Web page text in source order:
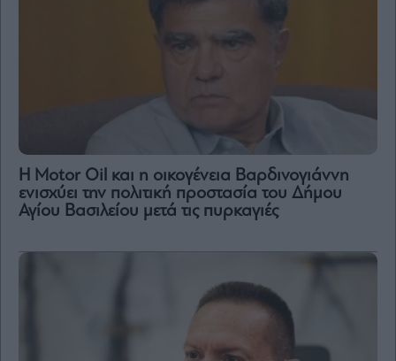
Η Motor Oil και η οικογένεια Βαρδινογιάννη
ενισχύει την πολιτική προστασία του Δήμου
Αγίου Βασιλείου μετά τις πυρκαγιές